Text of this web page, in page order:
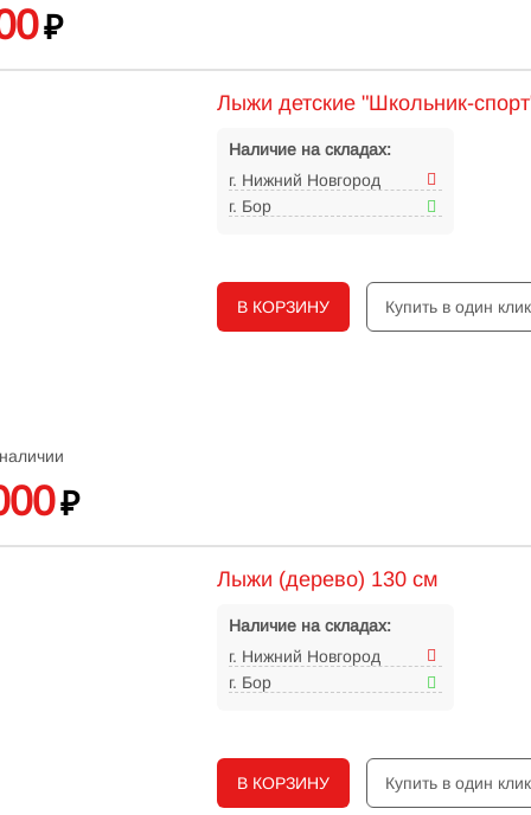
₽
₽
Лыжи детские "Школьник-
Наличие на складах:
г. Нижний Новгород
г. Бор
В КОРЗИНУ Купить в один клик
Лыжи (дерево) 130 см
Наличие на складах:
г. Нижний Новгород
г. Бор
В КОРЗИНУ Купить в один клик